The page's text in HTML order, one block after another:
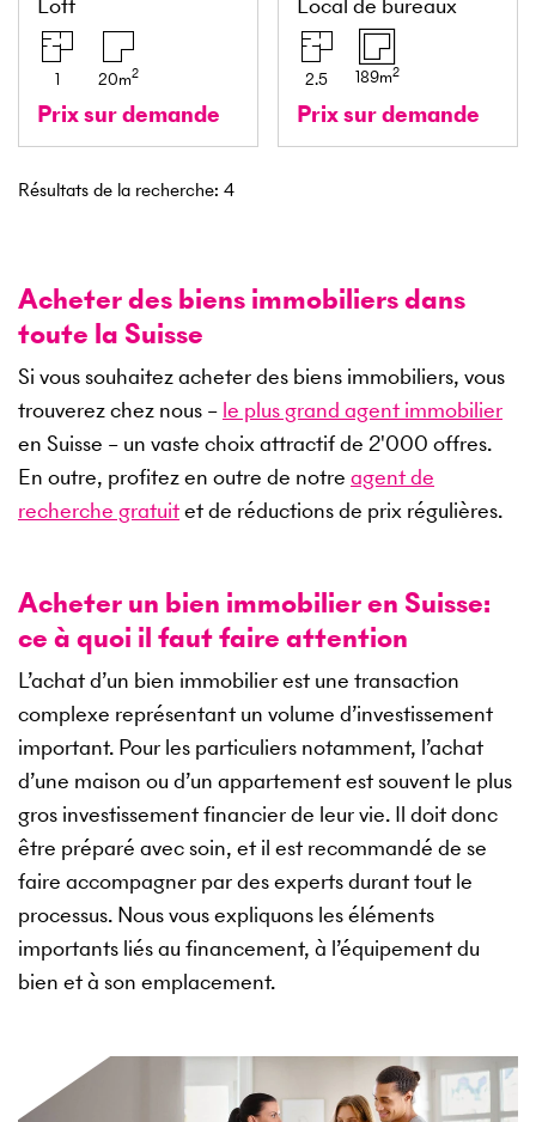
1 20m2
Prix sur demande
2.5 189m2
Prix sur demande
Résultats de la recherche: 4
Acheter des biens immobiliers dans
toute la Suisse
Si vous souhaitez acheter des biens immobiliers, vous
trouverez chez nous – le plus grand agent immobilier
en Suisse – un vaste choix attractif de 2'000 offres.
En outre, profitez en outre de notre agent de
recherche gratuitet de réductions de prix régulières.
Acheter un bien immobilier en Suisse:
ce à quoi il faut faire attention
L’achat d’un bien immobilier est une transaction
complexe représentant un volume d’investissement
important. Pour les particuliers notamment, l’achat
d’une maison ou d’un appartement est souvent le plus
gros investissement financier de leur vie. Il doit donc
être préparé avec soin, et il est recommandé de se
faire accompagner par des experts durant tout le
processus. Nous vous expliquons les éléments
importants liés au financement, à l’équipement du
bien et à son emplacement.